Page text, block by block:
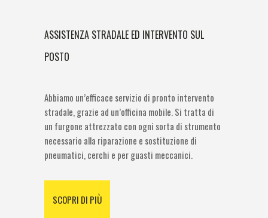
ASSISTENZA STRADALE ED INTERVENTO SUL
POSTO
Abbiamo un’efficace servizio di pronto intervento
stradale, grazie ad un’officina mobile. Si tratta di
un furgone attrezzato con ogni sorta di strumento
necessario alla riparazione e sostituzione di
pneumatici, cerchi e per guasti meccanici.
SCOPRI DI PIÙ